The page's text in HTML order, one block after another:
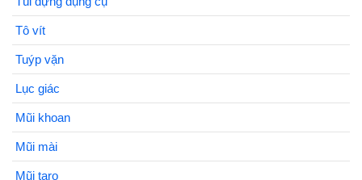
Tô vít
Tuýp vặn
Lục giác
Mũi khoan
Mũi mài
Mũi taro